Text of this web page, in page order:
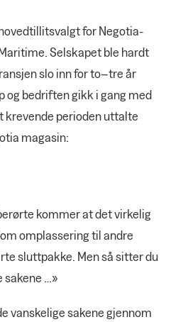
for Negotia-
Selskapet ble hardt
slo inn for to–tre år
og bedriften gikk i gang med
krevende perioden uttalte
magasin:
kommer at det virkelig
omplassering til andre
sluttpakke. Men så sitter du
sakene …»
vanskelige sakene gjennom